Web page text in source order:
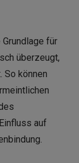
für
überzeugt,
So können
auf